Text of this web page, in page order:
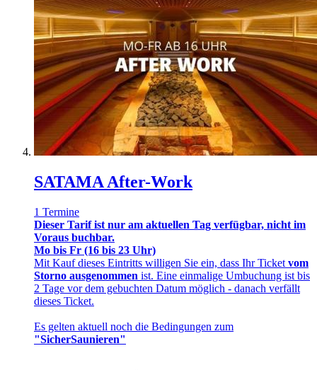
SATAMA After-Work
1 Termine
Dieser Tarif ist nur am aktuellen Tag verfügbar, nicht im
Voraus buchbar.
Mo bis Fr (16 bis 23 Uhr)
Mit Kauf dieses Eintritts willigen Sie ein, dass Ihr Ticket vom
Storno ausgenommen ist. Eine einmalige Umbuchung ist bis
2 Tage vor dem gebuchten Datum möglich - danach verfällt
dieses Ticket.
Es gelten aktuell noch die Bedingungen zum
"SicherSaunieren"